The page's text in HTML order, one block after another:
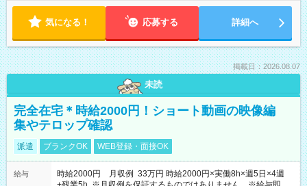
気になる！ 応募する 詳細へ
掲載日：2026.08.07
未読
完全在宅＊時給2000円！ショート動画の映像編
集やテロップ確認
派遣 ブランクOK WEB登録・面接OK
給与
時給2000円 月収例 33万円 時給2000円×実働8h×週5日×4週